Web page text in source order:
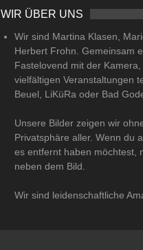
WIR ÜBER UNS
Wir sind Martina Klasen,
Herbert Frohn. Gemeinsam
Fastelovend mit der
vielfältigen Veranstaltungen
Beuel, LiKüRa oder Bad
Unsere Bilder zeigen wir
Privatsphäre aller. Wenn du
es entfernt haben möchtest,
neben dem Bild.
Wir sind leidenschaftliche